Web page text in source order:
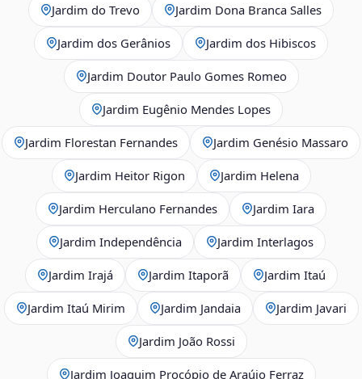
Jardim do Trevo Jardim Dona Branca Salles
Jardim dos Gerânios Jardim dos Hibiscos
Jardim Doutor Paulo Gomes Romeo
Jardim Eugênio Mendes Lopes
Jardim Florestan Fernandes Jardim Genésio Massaro
Jardim Heitor Rigon Jardim Helena
Jardim Herculano Fernandes Jardim Iara
Jardim Independência Jardim Interlagos
Jardim Irajá Jardim Itaporã Jardim Itaú
Jardim Itaú Mirim Jardim Jandaia Jardim Javari
Jardim João Rossi
Jardim Joaquim Procópio de Araújo Ferraz